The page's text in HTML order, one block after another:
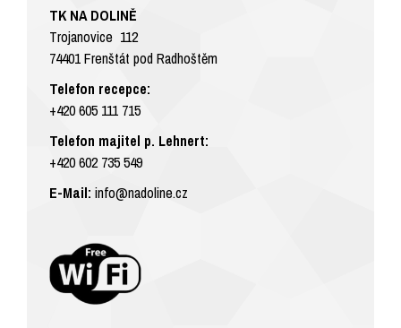
TK NA DOLINĚ
Trojanovice 112
74401 Frenštát pod Radhoštěm
Telefon recepce:
+420 605 111 715
Telefon majitel p. Lehnert:
+420 602 735 549
E-Mail: info@nadoline.cz